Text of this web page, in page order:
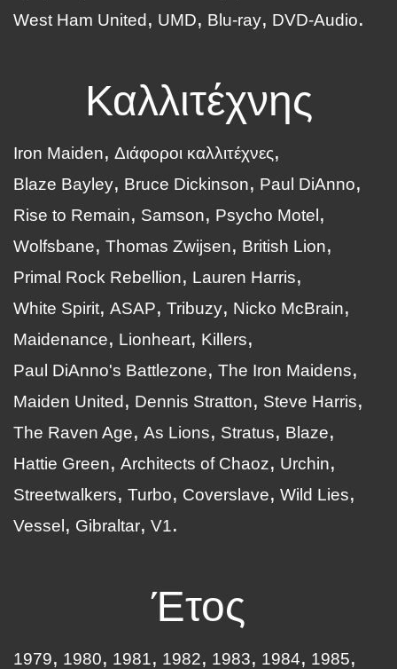
West Ham United
UMD Blu-ray DVD-Audio
Καλλιτέχνης
Iron Maiden
Διάφοροι καλλιτέχνες
Blaze Bayley
Bruce Dickinson
Paul DiAnno
Rise to Remain
Samson
Psycho Motel
Wolfsbane
Thomas Zwijsen
British Lion
Primal Rock Rebellion
Lauren Harris
White Spirit ASAP Tribuzy
Nicko McBrain
Maidenance
Lionheart
Killers
Paul DiAnno's Battlezone
The Iron Maidens
Maiden United
Dennis Stratton
Steve Harris
The Raven Age
As Lions Stratus
Blaze
Hattie Green
Architects of Chaoz
Urchin
Streetwalkers
Turbo Coverslave
Wild Lies
Vessel
Gibraltar V1
Έτος
1979 1980 1981 1982 1983 1984
1985